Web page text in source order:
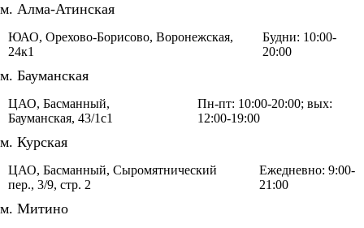
м. Алма-Атинская
ЮАО, Орехово-Борисово, Воронежская,
24к1
Будни: 10:00-
20:00
м. Бауманская
ЦАО, Басманный,
Бауманская, 43/1с1
Пн-пт: 10:00-20:00; вых:
12:00-19:00
м. Курская
ЦАО, Басманный, Сыромятнический
пер., 3/9, стр. 2
Ежедневно: 9:00-
21:00
м. Митино